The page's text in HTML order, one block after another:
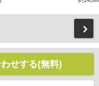
せする(無料)